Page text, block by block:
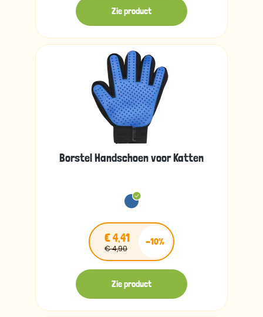
Zie product
Borstel Handschoen voor Katten
€ 4,41
€ 4,90
-10%
Zie product